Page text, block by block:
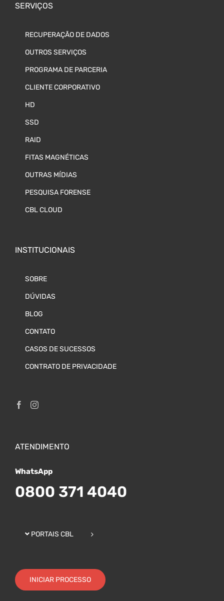
SERVIÇOS
RECUPERAÇÃO DE DADOS
OUTROS SERVIÇOS
PROGRAMA DE PARCERIA
CLIENTE CORPORATIVO
HD
SSD
RAID
FITAS MAGNÉTICAS
OUTRAS MÍDIAS
PESQUISA FORENSE
CBL CLOUD
INSTITUCIONAIS
SOBRE
DÚVIDAS
BLOG
CONTATO
CASOS DE SUCESSOS
CONTRATO DE PRIVACIDADE
ATENDIMENTO
WhatsApp
0800 371 4040
PORTAIS CBL
INICIAR PROCESSO